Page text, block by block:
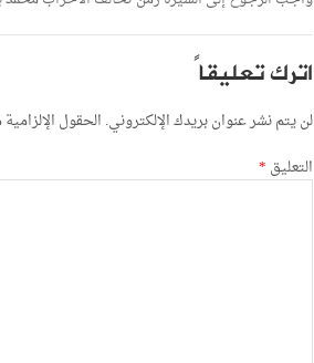
اترك تعليقاً
لن يتم نشر عنوان بريدك الإلكتروني. الحقول الإلزامية
التعليق *